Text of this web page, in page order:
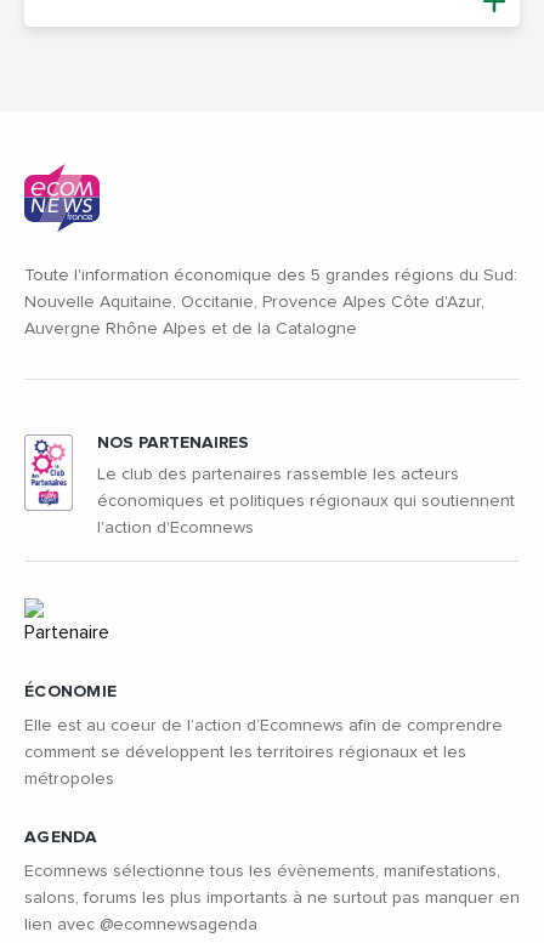
Toute l'information économique des 5 grandes régions du Sud:
Nouvelle Aquitaine, Occitanie, Provence Alpes Côte d'Azur,
Auvergne Rhône Alpes et de la Catalogne
ÉCONOMIE
Elle est au coeur de l’action d’Ecomnews afin de comprendre
comment se développent les territoires régionaux et les
métropoles
AGENDA
Ecomnews sélectionne tous les évènements, manifestations,
salons, forums les plus importants à ne surtout pas manquer en
lien avec @ecomnewsagenda
NOS PARTENAIRES
Le club des partenaires rassemble les acteurs
économiques et politiques régionaux qui soutiennent
l'action d'Ecomnews